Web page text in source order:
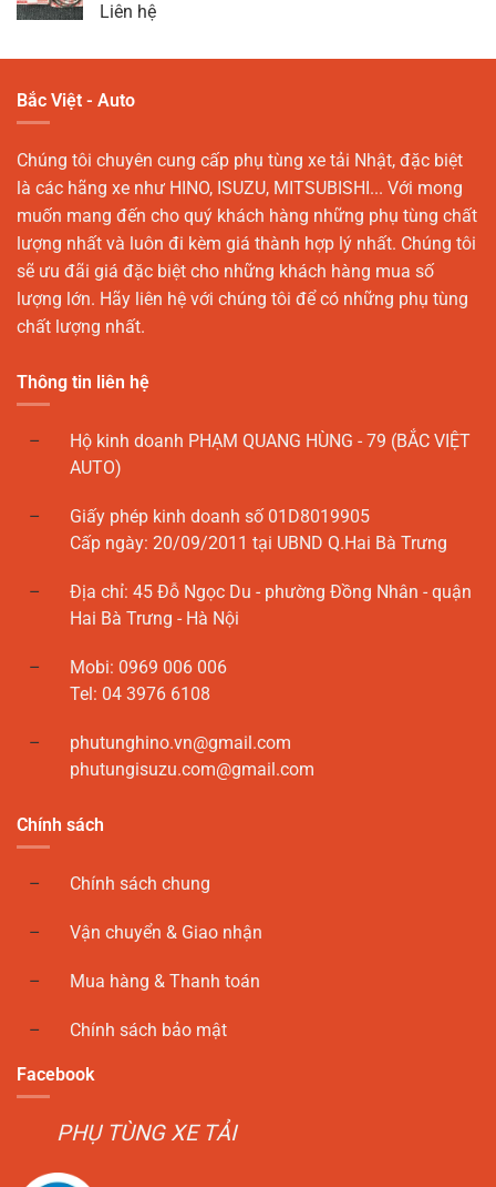
Liên hệ
Bắc Việt - Auto
Chúng tôi chuyên cung cấp phụ tùng xe tải Nhật, đặc biệt
là các hãng xe như HINO, ISUZU, MITSUBISHI... Với mong
muốn mang đến cho quý khách hàng những phụ tùng chất
lượng nhất và luôn đi kèm giá thành hợp lý nhất. Chúng tôi
sẽ ưu đãi giá đặc biệt cho những khách hàng mua số
lượng lớn. Hãy liên hệ với chúng tôi để có những phụ tùng
chất lượng nhất.
Thông tin liên hệ
Hộ kinh doanh PHẠM QUANG HÙNG - 79 (BẮC VIỆT
AUTO)
Giấy phép kinh doanh số 01D8019905
Cấp ngày: 20/09/2011 tại UBND Q.Hai Bà Trưng
Địa chỉ: 45 Đỗ Ngọc Du - phường Đồng Nhân - quận
Hai Bà Trưng - Hà Nội
Mobi: 0969 006 006
Tel: 04 3976 6108
phutunghino.vn@gmail.com
phutungisuzu.com@gmail.com
Chính sách
Chính sách chung
Vận chuyển & Giao nhận
Mua hàng & Thanh toán
Chính sách bảo mật
Facebook
PHỤ TÙNG XE TẢI